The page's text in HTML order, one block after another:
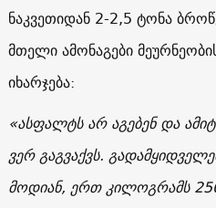
ნაკვეთიდან 2-2,5 ტონა
მთელი ამონაგები
იხარჯება:
«ასფალტს არ აგებენ და
ვერ გაგვაქვს.
მოდიან, ერთ კილოგრამს